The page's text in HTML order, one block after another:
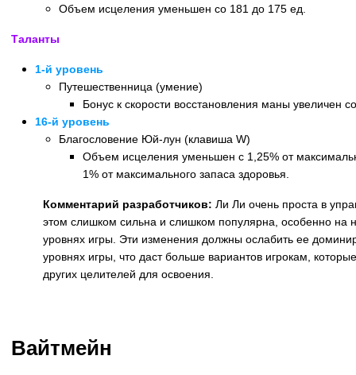
Объем исцеления уменьшен со 181 до 175 ед.
Таланты
1-й уровень
Путешественница (умение)
Бонус к скорости восстановления маны увеличен
16-й уровень
Благословение Юй-лун (клавиша W)
Объем исцеления уменьшен с 1,25% от
1% от максимального запаса здоровья.
Комментарий разработчиков: Ли Ли очень проста в
этом слишком сильна и слишком популярна, особенно на
уровнях игры. Эти изменения должны ослабить ее
уровнях игры, что даст больше вариантов игрокам,
других целителей для освоения.
Вайтмейн